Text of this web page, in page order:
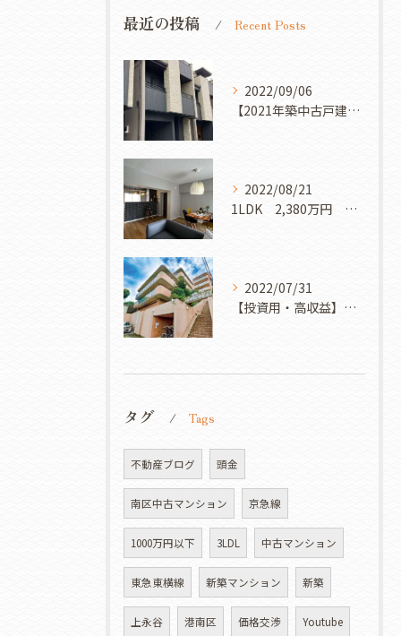
最近の投稿 Recent Posts
2022/09/06
【2021年築中古戸建】2SLDK 4,780万円 相鉄線【西横浜】徒歩11分
2022/08/21
1LDK 2,380万円 ブルーライン【三ツ沢下町】徒歩6分
2022/07/31
【投資用・高収益】表面利回り7.75％ 1,780万円 3LDK 中古マンション ルーフバルコニー付き 現在賃貸中
タグ Tags
不動産ブログ 頭金
南区中古マンション 京急線
1000万円以下 3LDL 中古マンション
東急東横線 新築マンション 新築
上永谷 港南区 価格交渉 Youtube